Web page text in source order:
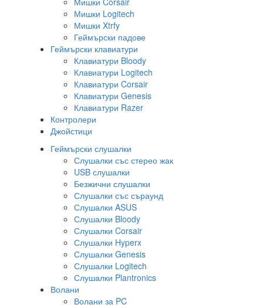
Мишки Logitech
Мишки Xtrfy
Геймърски падове
Геймърски клавиатури
Клавиатури Bloody
Клавиатури Logitech
Клавиатури Corsair
Клавиатури Genesis
Клавиатури Razer
Контролери
Джойстици
Геймърски слушалки
Слушалки със стерео жак
USB слушалки
Безжични слушалки
Слушалки със съраунд
Слушалки ASUS
Слушалки Bloody
Слушалки Corsair
Слушалки Hyperx
Слушалки Genesis
Слушалки Logitech
Слушалки Plantronics
Волани
Волани за PC